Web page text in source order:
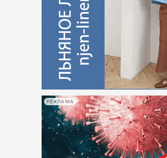
РЕКЛАМА